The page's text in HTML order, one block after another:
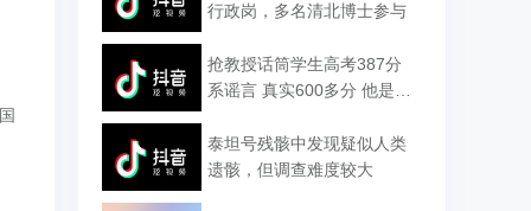
行政岗，多名清北博士参与
抢教授话筒学生高考387分
系谣言 真实600多分 他是学
泰坦号残骸中发现疑似人类
遗骸，但调查难度较大